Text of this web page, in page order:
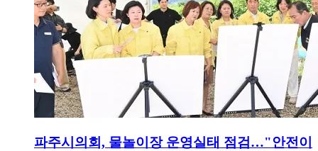
파주시의회, 물놀이장 운영실태 점검…"안전이